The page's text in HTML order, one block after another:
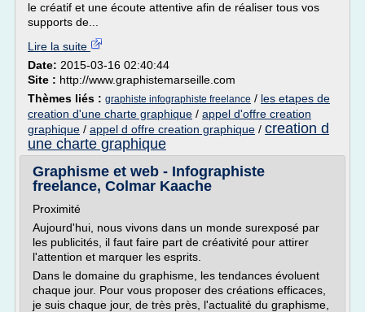
le créatif et une écoute attentive afin de réaliser tous vos
supports de...
Lire la suite
Date: 2015-03-16 02:40:44
Site : http://www.graphistemarseille.com
Thèmes liés : graphiste infographiste freelance / les etapes de
creation d'une charte graphique / appel d'offre creation
graphique / appel d offre creation graphique / creation d
une charte graphique
Graphisme et web - Infographiste
freelance, Colmar Kaache
Proximité
Aujourd'hui, nous vivons dans un monde surexposé par
les publicités, il faut faire part de créativité pour attirer
l'attention et marquer les esprits.
Dans le domaine du graphisme, les tendances évoluent
chaque jour. Pour vous proposer des créations efficaces,
je suis chaque jour, de très près, l'actualité du graphisme,